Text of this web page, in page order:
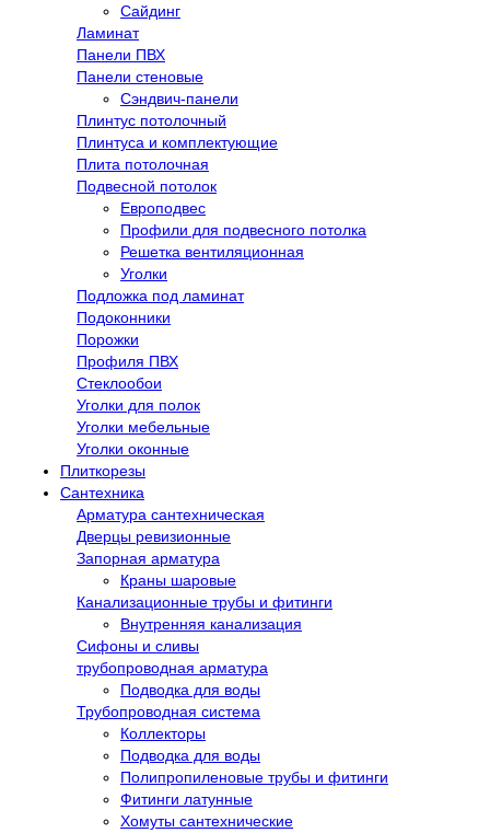
Сайдинг
Ламинат
Панели ПВХ
Панели стеновые
Сэндвич-панели
Плинтус потолочный
Плинтуса и комплектующие
Плита потолочная
Подвесной потолок
Европодвес
Профили для подвесного потолка
Решетка вентиляционная
Уголки
Подложка под ламинат
Подоконники
Порожки
Профиля ПВХ
Стеклообои
Уголки для полок
Уголки мебельные
Уголки оконные
Плиткорезы
Сантехника
Арматура сантехническая
Дверцы ревизионные
Запорная арматура
Краны шаровые
Канализационные трубы и фитинги
Внутренняя канализация
Сифоны и сливы
трубопроводная арматура
Подводка для воды
Трубопроводная система
Коллекторы
Подводка для воды
Полипропиленовые трубы и фитинги
Фитинги латунные
Хомуты сантехнические